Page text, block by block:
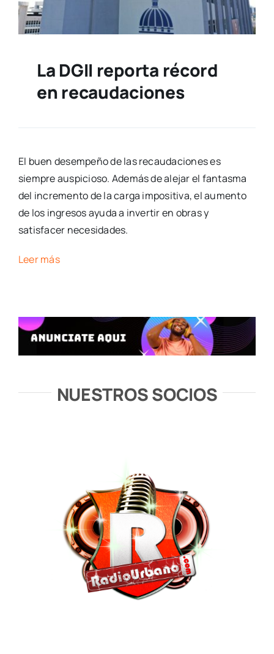
La DGII reporta récord
en recaudaciones
El buen desempeño de las recaudaciones es
siempre auspicioso. Además de alejar el fantasma
del incremento de la carga impositiva, el aumento
de los ingresos ayuda a invertir en obras y
satisfacer necesidades.
Leer más
NUESTROS SOCIOS